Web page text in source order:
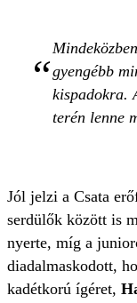
gyengébb
kispadokra.
terén lenne
Jól jelzi a Csata
serdülők között is
nyerte, míg a
diadalmaskodott,
kadétkorú ígéret,